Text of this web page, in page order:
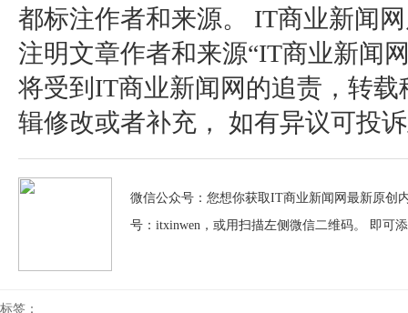
都标注作者和来源。 IT商业新闻
注明文章作者和来源“IT商业新闻
将受到IT商业新闻网的追责，转
辑修改或者补充， 如有异议可投
微信公众号：您想你获取IT商业新闻网最新原创
号：itxinwen，或用扫描左侧微信二维码。 即可
标签：